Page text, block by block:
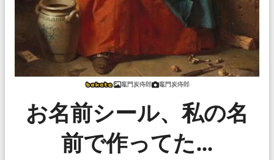
竈門炭痔郎 竈門炭痔郎
お名前シール、私の名
前で作ってた…